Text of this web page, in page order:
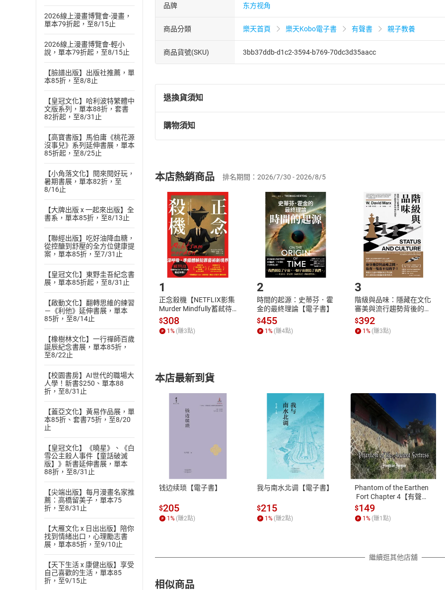
2026線上漫畫博覽會-漫畫，
單本79折起，至8/15止
2026線上漫畫博覽會-輕小
說，單本79折起，至8/15止
【臉譜出版】出版社推薦，單
本85折，至8/8止
【皇冠文化】哈利波特繁體中
文版系列，單本88折，套書
82折起，至8/31止
【高寶書版】馬伯庸《桃花源
沒事兒》系列延伸書展，單本
85折起，至8/25止
【小角落文化】閱來閱好玩，
暑期書展，單本82折，至
8/16止
【大牌出版 x 一起來出版】全
書系，單本85折，至8/13止
【聯經出版】吃好油降血糖，
從控醣到舒壓的全方位健康提
案，單本85折，至7/31止
【皇冠文化】東野圭吾紀念書
展，單本85折起，至8/31止
【啟動文化】翻轉思維的練習
－《利他》延伸書展，單本
85折，至8/14止
【橡樹林文化】一行禪師百歲
誕辰紀念書展，單本85折，
至8/22止
【校園書房】AI世代的職場大
人學！新書$250、單本88
折，至8/31止
【蓋亞文化】黃易作品展，單
本85折、套書75折，至8/20
止
【皇冠文化】《曉星》、《白
雪公主殺人事件【童話破滅
版】》新書延伸書展，單本
88折，至8/31止
【尖端出版】每月漫畫名家推
薦：高橋留美子，單本75
折，至8/31止
【大雁文化 x 日出出版】陪你
找到情緒出口，心理勵志書
展，單本85折，至9/10止
【天下生活 x 康健出版】享受
自己喜歡的生活，單本85
折，至9/15止
品牌 东方视角
商品分類 樂天首頁 樂天Kobo電子書 有聲書 親子教養
商品貨號(SKU) 3bb37ddb-d1c2-3594-b769-70dc3d35aacc
退換貨須知
退換貨規定：
(一)依消費者保護法第19條第1項後段暨通訊交易解除權合理例外情事適用
(二)消費者訂購本店鋪之商品即代表知悉本店鋪所銷售之商品為電子書，
且已下載/存取電子書，不得請求退貨退款。
退貨方式：您欲取消訂單或辦理退貨時，請登入樂天市場，並於「我的訂單
貨」，本店鋪將依您的申請進行審核，待審核通過後將為您辦理退款事宜。
請注意，樂天市場須以整筆訂單為單位進行取消/退貨，恕無法以單支商品取
購物須知
挑選商品
Choose
放入購物車
Shopping cart
登入帳號
Login
購書後，如何開始使用？
Step1.選擇閱讀載具 Step2.登入
付款方式
ATM轉帳、信用卡、LINE PAY、AFTEE
退換貨規範
本店是否提供消費者保護法七日猶
之權利，遽消費者保護法及通訊交
除權合理例外情事適用準則，依商
質各有不同規定。詳細退換貨說明
照各商品說明。
本店熱銷商品 排名期間：2026/7/30 - 2026/8/5
1
正念殺機【NETFLIX影集
Murder Mindfully蓄弒待
發】【電子書】
$308
1% (賺3點)
2
時間的起源：史蒂芬．霍
金的最終理論【電子書】
$455
1% (賺4點)
3
階級與品味：隱藏在文化
審美與流行趨勢背後的地
位渴望【電子書】
$392
1% (賺3點)
本店最新到貨
钱边续琐【電子書】
$205
1 % (賺2點)
我与南水北调【電子書】
$215
1 % (賺2點)
Phantom of the Earthen
Fort Chapter 4【有聲
書】
$149
1 % (賺1 點)
繼續逛其他店舖
相似商品